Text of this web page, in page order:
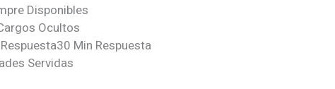
Disponibles
Ocultos
30 Min Respuesta
Servidas